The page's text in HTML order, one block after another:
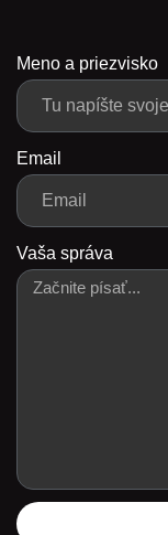
Meno a priezvisko
Email
Vaša správa